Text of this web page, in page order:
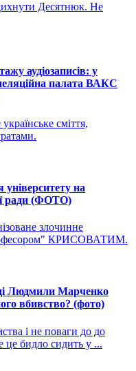
Десятнюк. Не
аудіозаписів: у
палата ВАКС
сміття,
на
ради (ФОТО)
злочинне
КРИСОВАТИМ.
Людмили Марченко
вбивство? (фото)
і не поваги до до
це бидло сидить у ...